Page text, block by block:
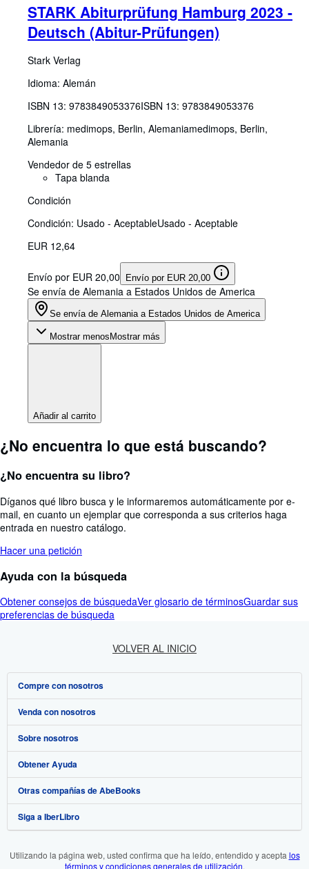
STARK Abiturprüfung Hamburg 2023 -
Deutsch (Abitur-Prüfungen)
Stark Verlag
Idioma: Alemán
ISBN 13: 9783849053376ISBN 13: 9783849053376
Librería: medimops, Berlin, Alemaniamedimops, Berlin,
Alemania
Vendedor de 5 estrellas
Tapa blanda
Condición
Condición: Usado - AceptableUsado - Aceptable
EUR 12,64
Envío por EUR 20,00 Envío por EUR 20,00
Se envía de Alemania a Estados Unidos de America
Se envía de Alemania a Estados Unidos de America
Mostrar menos Mostrar más
Añadir al carrito
¿No encuentra lo que está buscando?
¿No encuentra su libro?
Díganos qué libro busca y le informaremos automáticamente por e-
mail, en cuanto un ejemplar que corresponda a sus criterios haga
entrada en nuestro catálogo.
Hacer una petición
Ayuda con la búsqueda
Obtener consejos de búsquedaVer glosario de términosGuardar sus
preferencias de búsqueda
VOLVER AL INICIO
Compre con nosotros
Búsqueda avanzada
Colecciones
Mi cuenta
Mis pedidos
Ver carrito
Venda con nosotros
Comenzar a vender
Únase a nuestro programa de afiliados
Recomiende un vendedor
Sobre nosotros
Sobre IberLibro
Medios
Empleo
Obtener Ayuda
Preguntas frecuentes y guías
Atención al Cliente
Otras compañías de AbeBooks
AbeBooks.com
Siga a IberLibro
Utilizando la página web, usted confirma que ha leído, entendido y acepta los
términos y condiciones generales de utilización.